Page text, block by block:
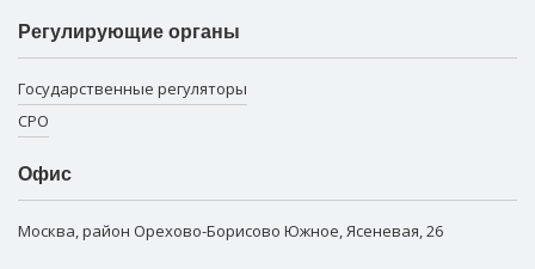
Регулирующие органы
Государственные регуляторы
СРО
Офис
Москва, район Орехово-Борисово Южное, Ясеневая, 26